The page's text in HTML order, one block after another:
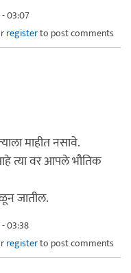
- 03:07
registerto post comments
माहीत नसावे.
त्या वर आपले भौतिक
जातील.
- 03:38
registerto post comments